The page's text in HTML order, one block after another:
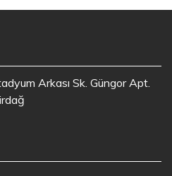
Arkası Sk. Güngor Apt.